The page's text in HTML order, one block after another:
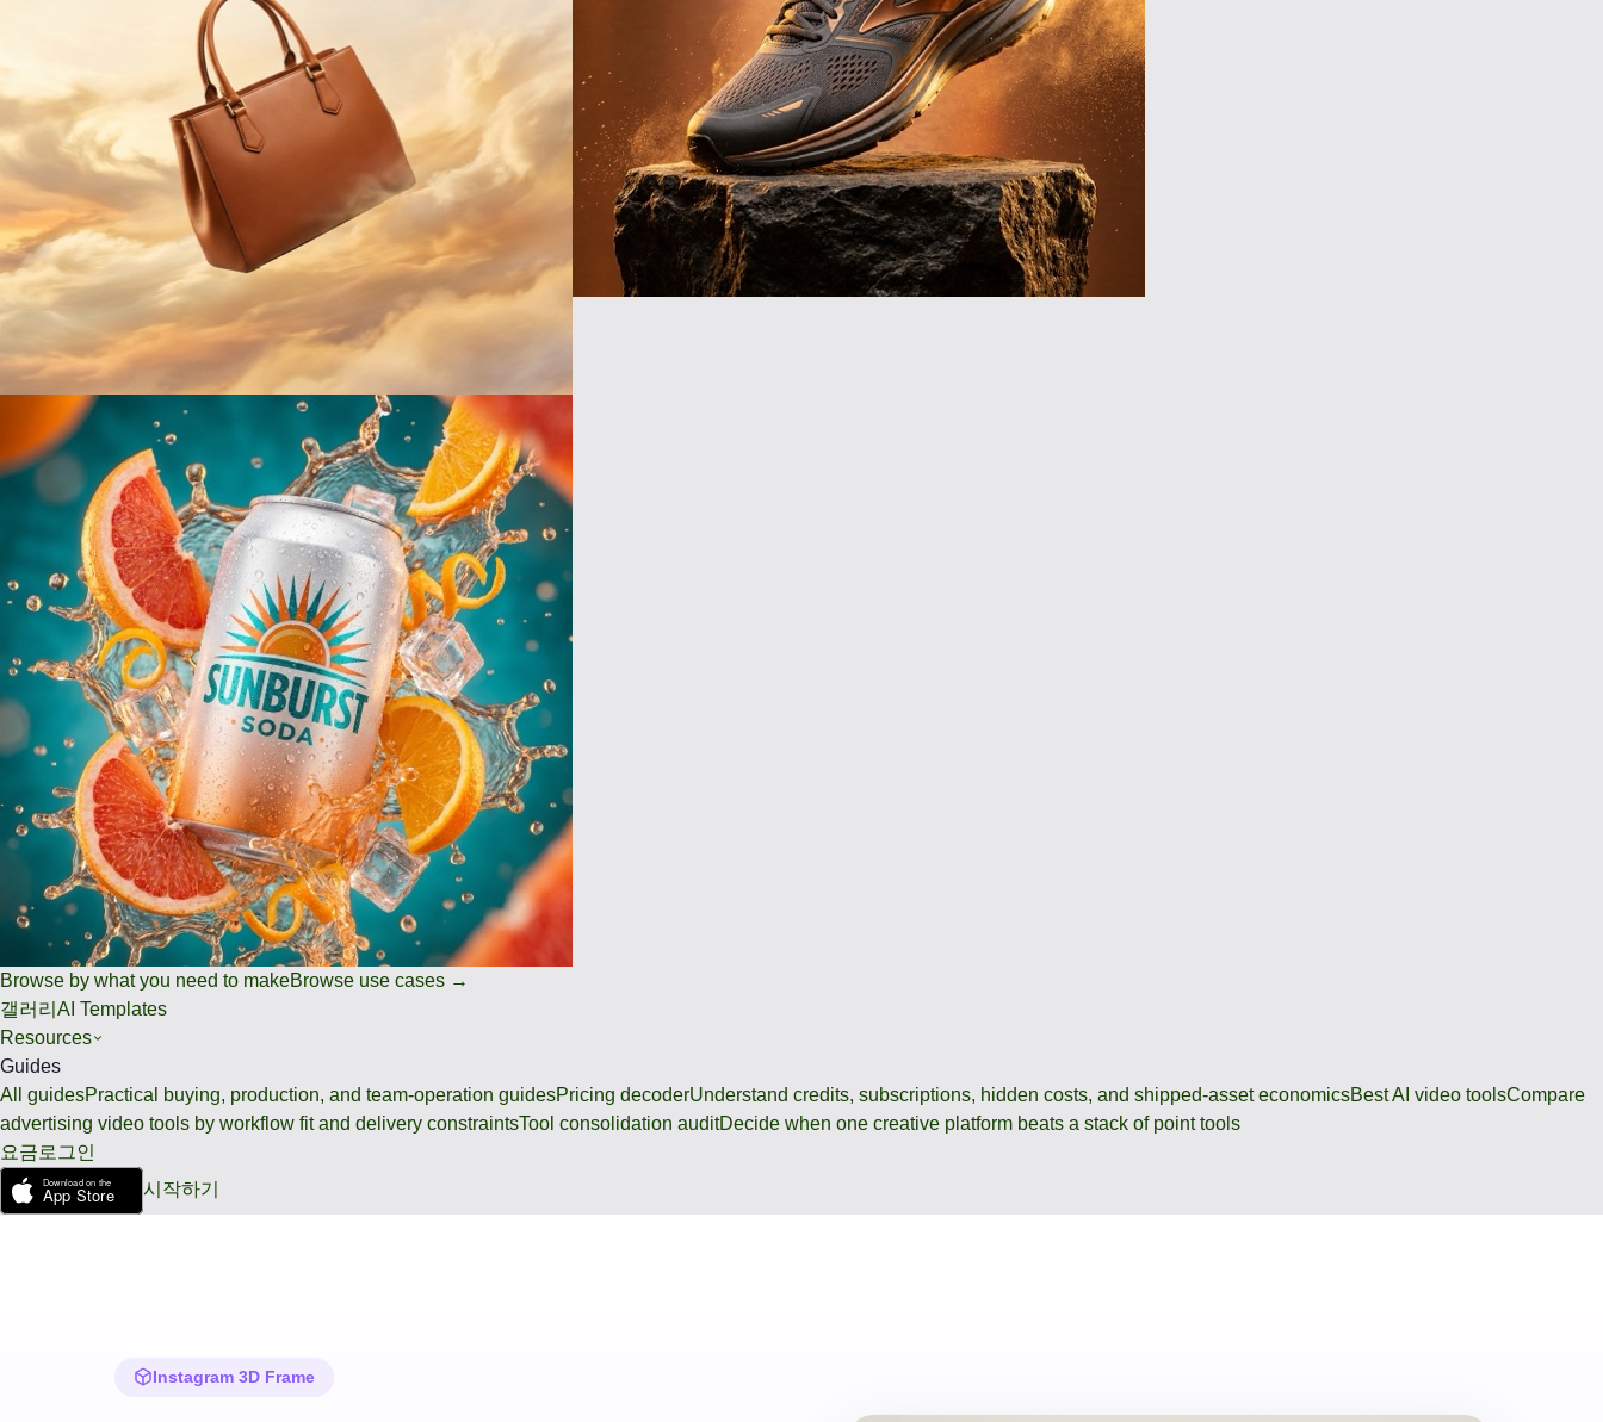
Browse by what you need to makeBrowse use cases →
갤러리 AI Templates
Resources
Guides
All guidesPractical buying, production, and team-operation guidesPricing decoderUnderstand credits, subscriptions, hidden costs, and shipped-asset economicsBest AI video toolsCompare
advertising video tools by workflow fit and delivery constraintsTool consolidation auditDecide when one creative platform beats a stack of point tools
요금 로그인
시작하기
Instagram 3D Frame